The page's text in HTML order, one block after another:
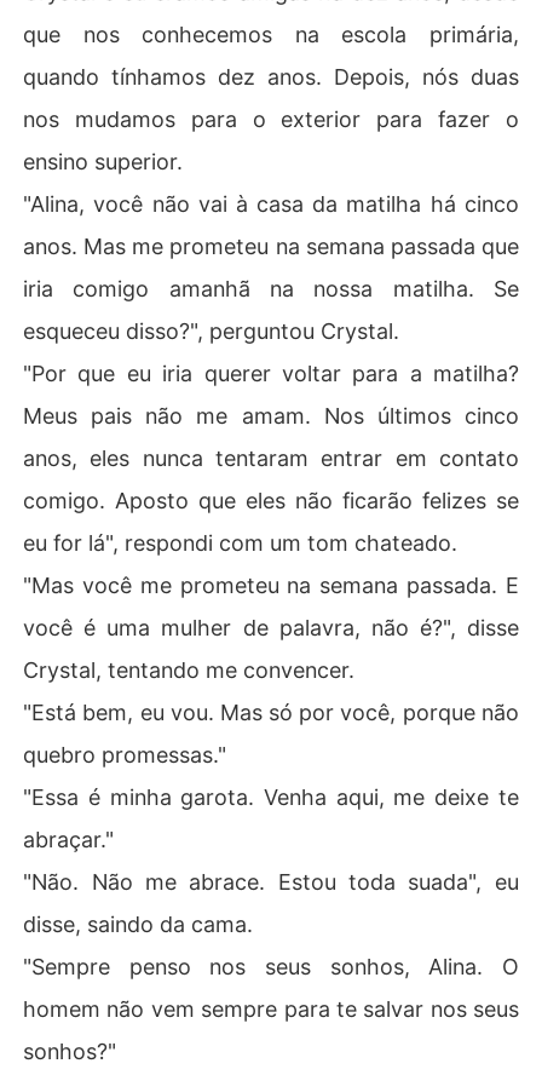
que nos conhecemos na escola primária,
quando tínhamos dez anos. Depois, nós duas
nos mudamos para o exterior para fazer o
ensino superior.
"Alina, você não vai à casa da matilha há cinco
anos. Mas me prometeu na semana passada que
iria comigo amanhã na nossa matilha. Se
esqueceu disso?", perguntou Crystal.
"Por que eu iria querer voltar para a matilha?
Meus pais não me amam. Nos últimos cinco
anos, eles nunca tentaram entrar em contato
comigo. Aposto que eles não ficarão felizes se
eu for lá", respondi com um tom chateado.
"Mas você me prometeu na semana passada. E
você é uma mulher de palavra, não é?", disse
Crystal, tentando me convencer.
"Está bem, eu vou. Mas só por você, porque não
quebro promessas."
"Essa é minha garota. Venha aqui, me deixe te
abraçar."
"Não. Não me abrace. Estou toda suada", eu
disse, saindo da cama.
"Sempre penso nos seus sonhos, Alina. O
homem não vem sempre para te salvar nos seus
sonhos?"